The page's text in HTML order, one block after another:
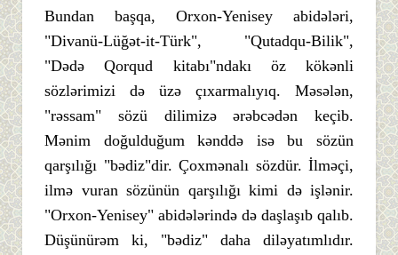
Bundan başqa, Orxon-Yenisey abidələri,
"Divanü-Lüğət-it-Türk", "Qutadqu-Bilik",
"Dədə Qorqud kitabı"ndakı öz kökənli
sözlərimizi də üzə çıxarmalıyıq. Məsələn,
"rəssam" sözü dilimizə ərəbcədən keçib.
Mənim doğulduğum kənddə isə bu sözün
qarşılığı "bədiz"dir. Çoxmənalı sözdür. İlməçi,
ilmə vuran sözünün qarşılığı kimi də işlənir.
"Orxon-Yenisey" abidələrində də daşlaşıb qalıb.
Düşünürəm ki, "bədiz" daha diləyatımlıdır.